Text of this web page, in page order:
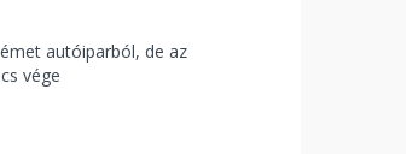
autóiparból, de az
vége